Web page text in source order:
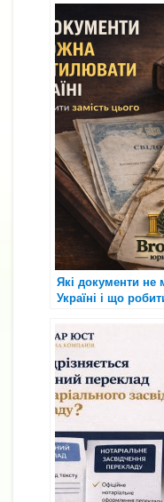
Які документи не
Україні і що